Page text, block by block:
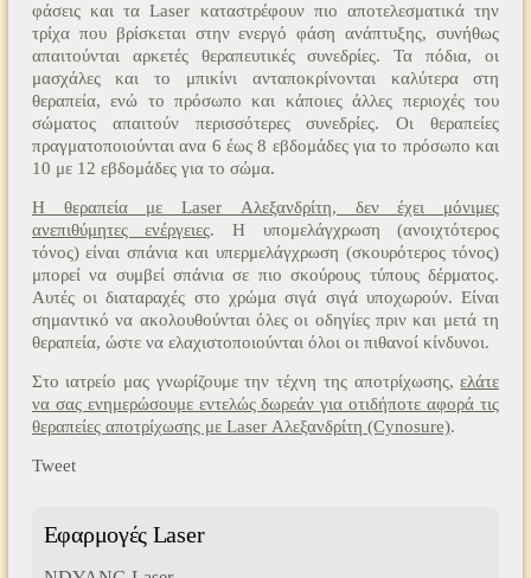
φάσεις και τα Laser καταστρέφουν πιο αποτελεσματικά την
τρίχα που βρίσκεται στην ενεργό φάση ανάπτυξης, συνήθως
απαιτούνται αρκετές θεραπευτικές συνεδρίες. Τα πόδια, οι
μασχάλες και το μπικίνι ανταποκρίνονται καλύτερα στη
θεραπεία, ενώ το πρόσωπο και κάποιες άλλες περιοχές του
σώματος απαιτούν περισσότερες συνεδρίες. Οι θεραπείες
πραγματοποιούνται ανα 6 έως 8 εβδομάδες για το πρόσωπο και
10 με 12 εβδομάδες για το σώμα.
H θεραπεία με Laser Αλεξανδρίτη, δεν έχει μόνιμες
ανεπιθύμητες ενέργειες. Η υπομελάγχρωση (ανοιχτότερος
τόνος) είναι σπάνια και υπερμελάγχρωση (σκουρότερος τόνος)
μπορεί να συμβεί σπάνια σε πιο σκούρους τύπους δέρματος.
Αυτές οι διαταραχές στο χρώμα σιγά σιγά υποχωρούν. Είναι
σημαντικό να ακολουθούνται όλες οι οδηγίες πριν και μετά τη
θεραπεία, ώστε να ελαχιστοποιούνται όλοι οι πιθανοί κίνδυνοι.
Στο ιατρείο μας γνωρίζουμε την τέχνη της αποτρίχωσης,ελάτε
να σας ενημερώσουμε εντελώς δωρεάν για οτιδήποτε αφορά τις
θεραπείες αποτρίχωσης με Laser Αλεξανδρίτη (Cynosure).
Tweet
Εφαρμογές Laser